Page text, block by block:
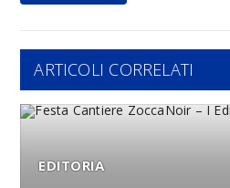
ARTICOLI CORRELATI
EDITORIA